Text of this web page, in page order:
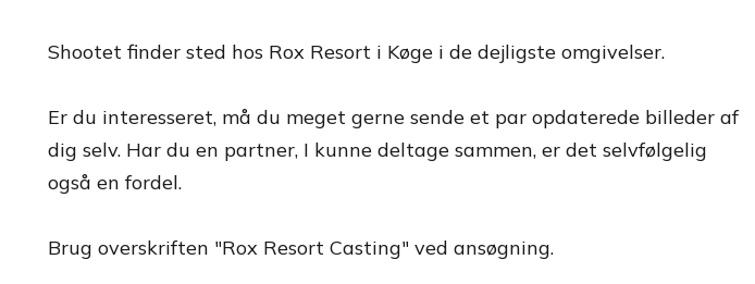
Shootet finder sted hos Rox Resort i Køge i de dejligste omgivelser.
Er du interesseret, må du meget gerne sende et par opdaterede billeder af
dig selv. Har du en partner, I kunne deltage sammen, er det selvfølgelig
også en fordel.
Brug overskriften "Rox Resort Casting" ved ansøgning.